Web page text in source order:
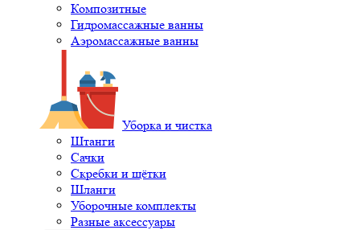
Композитные
Гидромассажные ванны
Аэромассажные ванны
Уборка и чистка
Штанги
Сачки
Скребки и щётки
Шланги
Уборочные комплекты
Разные аксессуары